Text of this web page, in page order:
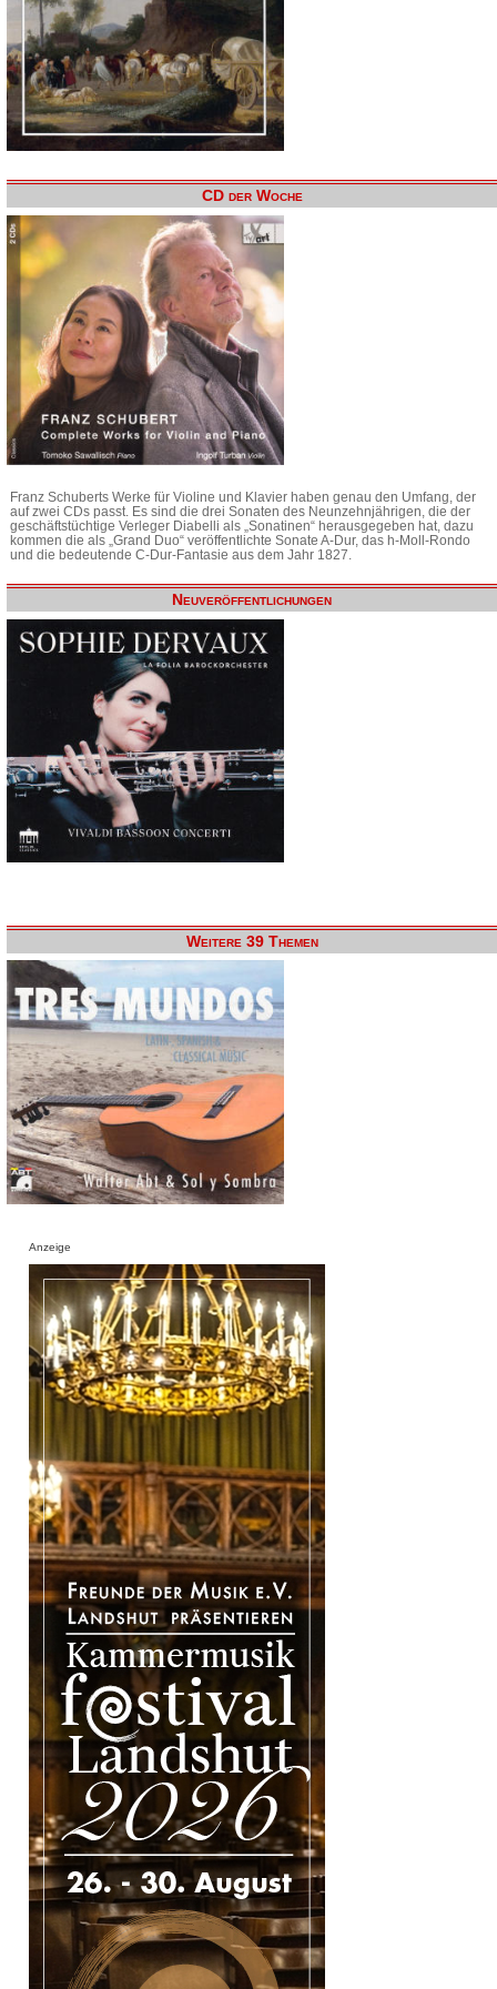
CD der Woche
Franz Schuberts Werke für Violine und Klavier haben genau den Umfang, der
auf zwei CDs passt. Es sind die drei Sonaten des Neunzehnjährigen, die der
geschäftstüchtige Verleger Diabelli als „Sonatinen“ herausgegeben hat, dazu
kommen die als „Grand Duo“ veröffentlichte Sonate A-Dur, das h-Moll-Rondo
und die bedeutende C-Dur-Fantasie aus dem Jahr 1827.
Neuveröffentlichungen
Weitere 39 Themen
Anzeige